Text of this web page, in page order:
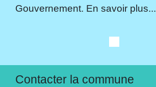
Gouvernement. En savoir plus...
Contacter la commune